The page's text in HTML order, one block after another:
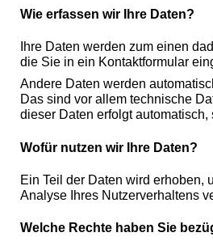
Wie erfassen wir Ihre Daten?
Ihre Daten werden zum einen
die Sie in ein Kontaktformular
Andere Daten werden
Das sind vor allem technische
dieser Daten erfolgt
Wofür nutzen wir Ihre Daten?
Ein Teil der Daten wird erhoben,
Analyse Ihres Nutzerverhaltens
Welche Rechte haben Sie